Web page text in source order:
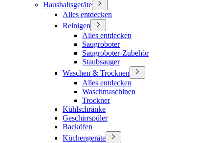
Haushaltsgeräte
Alles entdecken
Reinigen
Alles entdecken
Saugroboter
Saugroboter-Zubehör
Staubsauger
Waschen & Trocknen
Alles entdecken
Waschmaschinen
Trockner
Kühlschränke
Geschirrspüler
Backöfen
Küchengeräte